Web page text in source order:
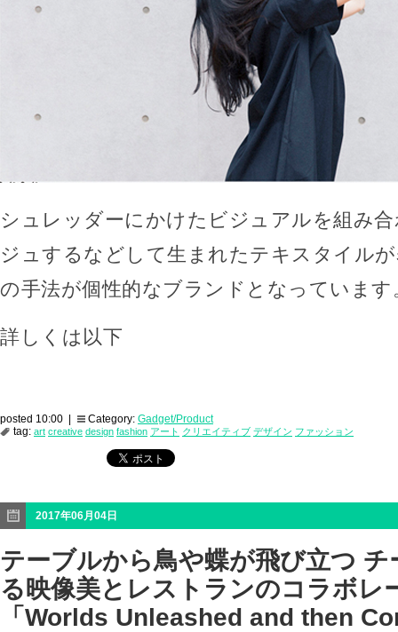
シュレッダーにかけたビジュアルを組み
ジュするなどして生まれたテキスタイル
の手法が個性的なブランドとなっています
詳しくは以下
posted 10:00 | Category: Gadget/Product
tag: art creative design fashion アート クリエイティブ デザイン ファッション
2017年06月04日
テーブルから鳥や蝶が飛び立つ
る映像美とレストランのコラボレ
「Worlds Unleashed and then